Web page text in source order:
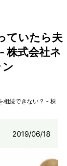
ていたら夫
株式会社ネ
相続できない？ - 株
2019/06/18